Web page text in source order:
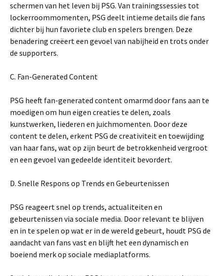
schermen van het leven bij PSG. Van trainingssessies tot
lockerroommomenten, PSG deelt intieme details die fans
dichter bij hun favoriete club en spelers brengen. Deze
benadering creëert een gevoel van nabijheid en trots onder
de supporters.
C. Fan-Generated Content
PSG heeft fan-generated content omarmd door fans aan te
moedigen om hun eigen creaties te delen, zoals
kunstwerken, liederen en juichmomenten. Door deze
content te delen, erkent PSG de creativiteit en toewijding
van haar fans, wat op zijn beurt de betrokkenheid vergroot
en een gevoel van gedeelde identiteit bevordert.
D. Snelle Respons op Trends en Gebeurtenissen
PSG reageert snel op trends, actualiteiten en
gebeurtenissen via sociale media. Door relevant te blijven
en in te spelen op wat er in de wereld gebeurt, houdt PSG de
aandacht van fans vast en blijft het een dynamisch en
boeiend merk op sociale mediaplatforms.